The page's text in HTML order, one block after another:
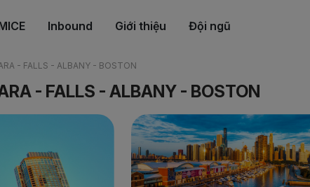
Inbound Giới thiệu Đội ngũ
- FALLS - ALBANY - BOSTON
- FALLS - ALBANY - BOSTON